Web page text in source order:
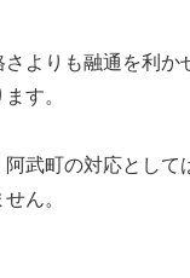
よりも融通を利か
す。
武町の対応として
ん。